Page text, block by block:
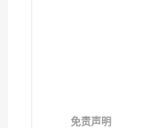
免责声明